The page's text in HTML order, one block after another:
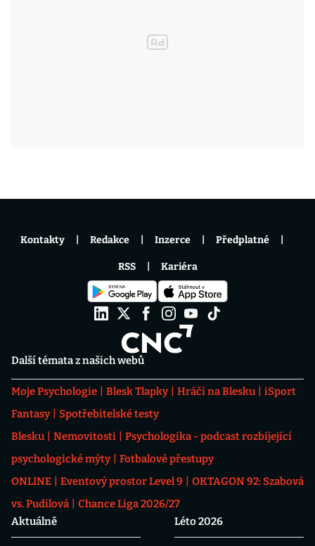
Další témata z našich webů
Moje Psychologie Blesk Tlapky Hráči na Blesku
iSport
Fantasy
Spotřebitelské testy
Blesku
Nemovitosti
Psychologika - podcast rozbíjející
psychologické mýty
Fotbalové přestupy
ONLINE
Eventový prostor Level 9
OKTAGON 92: Szabová
vs. Pudilová
Chance Liga 2026/27
Aktuálně
Léto 2026
Kontakty Redakce Inzerce Předplatné
RSS Kariéra